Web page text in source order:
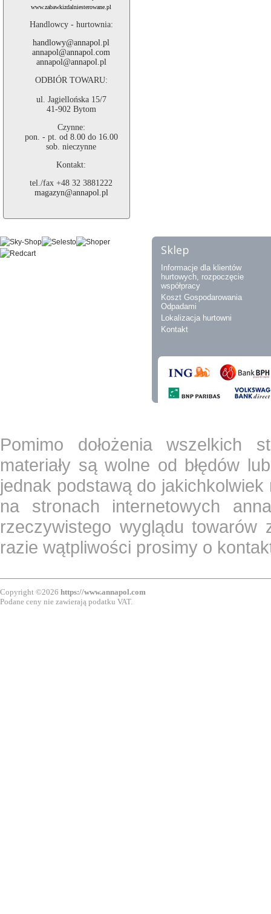
www.zabawkizdalniesterowane.pl
Handlowcy - hurtownia:
handlowy@annapol.pl
annapol@annapol.com
annapol@annapol.pl
ODBIÓR TOWARU:
ul. Jagiellońska 15/7
41-902 Bytom
Czynne:
pon. - pt. od 8.00 do 16.00
sob. nieczynne
Kontakt:
tel./fax +48 32 3881222
magazyn@annapol.pl
Sklep
Informacje dla klientów
hurtowych, rozpoczęcie
współpracy
Koszt Gospodarowania
Odpadami
Lokalizacja hurtowni
Kontakt
Pomimo dołożenia wszelkich
materiały są wolne od błędów
jednak podstawą do
na stronach internetowych
rzeczywistego wyglądu
razie wątpliwości prosimy o
Copyright ©2026 https://www.annapol.com
Podane ceny nie zawierają podatku VAT.